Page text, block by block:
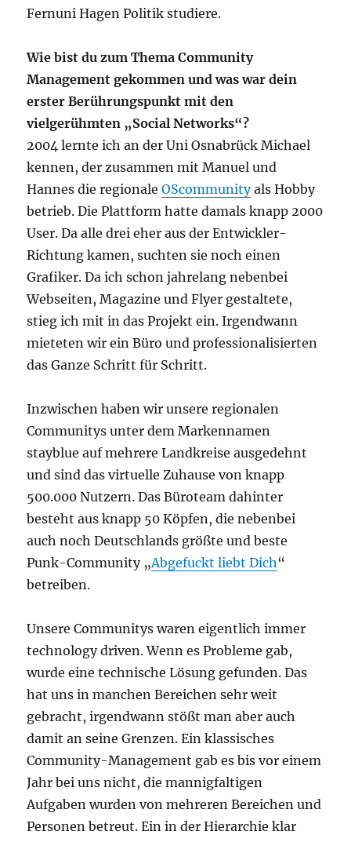
Fernuni Hagen Politik studiere.
Wie bist du zum Thema Community
Management gekommen und was war dein
erster Berührungspunkt mit den
vielgerühmten „Social Networks“?
2004 lernte ich an der Uni Osnabrück Michael
kennen, der zusammen mit Manuel und
Hannes die regionaleOScommunityals Hobby
betrieb. Die Plattform hatte damals knapp 2000
User. Da alle drei eher aus der Entwickler-
Richtung kamen, suchten sie noch einen
Grafiker. Da ich schon jahrelang nebenbei
Webseiten, Magazine und Flyer gestaltete,
stieg ich mit in das Projekt ein. Irgendwann
mieteten wir ein Büro und professionalisierten
das Ganze Schritt für Schritt.
Inzwischen haben wir unsere regionalen
Communitys unter dem Markennamen
stayblue auf mehrere Landkreise ausgedehnt
und sind das virtuelle Zuhause von knapp
500.000 Nutzern. Das Büroteam dahinter
besteht aus knapp 50 Köpfen, die nebenbei
auch noch Deutschlands größte und beste
Punk-Community „Abgefuckt liebt Dich“
betreiben.
Unsere Communitys waren eigentlich immer
technology driven. Wenn es Probleme gab,
wurde eine technische Lösung gefunden. Das
hat uns in manchen Bereichen sehr weit
gebracht, irgendwann stößt man aber auch
damit an seine Grenzen. Ein klassisches
Community-Management gab es bis vor einem
Jahr bei uns nicht, die mannigfaltigen
Aufgaben wurden von mehreren Bereichen und
Personen betreut. Ein in der Hierarchie klar